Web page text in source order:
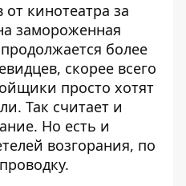
кинотеатра за
замороженная
более
скорее всего
просто хотят
Так считает и
Но есть и
возгорания, по